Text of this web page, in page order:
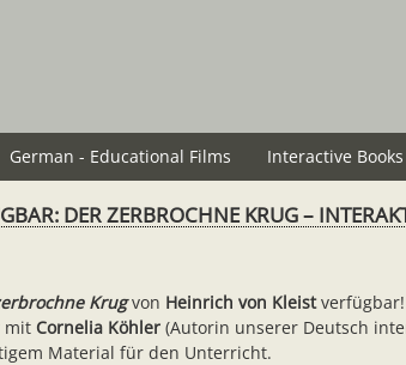
German - Educational Films Interactive Books
DER ZERBROCHNE KRUG –
Krugvon Heinrich von Kleistverfügbar!
mit Cornelia Köhler (Autorin unserer Deutsch
Material für den Unterricht.